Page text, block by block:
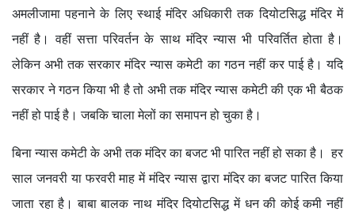
अमलीजामा पहनाने के लिए स्थाई मंदिर अधिकारी तक दियोटसिद्ध मंदिर में
नहीं है। वहीं सत्ता परिवर्तन के साथ मंदिर न्यास भी परिवर्तित होता है।
लेकिन अभी तक सरकार मंदिर न्यास कमेटी का गठन नहीं कर पाई है। यदि
सरकार ने गठन किया भी है तो अभी तक मंदिर न्यास कमेटी की एक भी बैठक
नहीं हो पाई है। जबकि चाला मेलों का समापन हो चुका है।
बिना न्यास कमेटी के अभी तक मंदिर का बजट भी पारित नहीं हो सका है। हर
साल जनवरी या फरवरी माह में मंदिर न्यास द्वारा मंदिर का बजट पारित किया
जाता रहा है। बाबा बालक नाथ मंदिर दियोटसिद्ध में धन की कोई कमी नहीं